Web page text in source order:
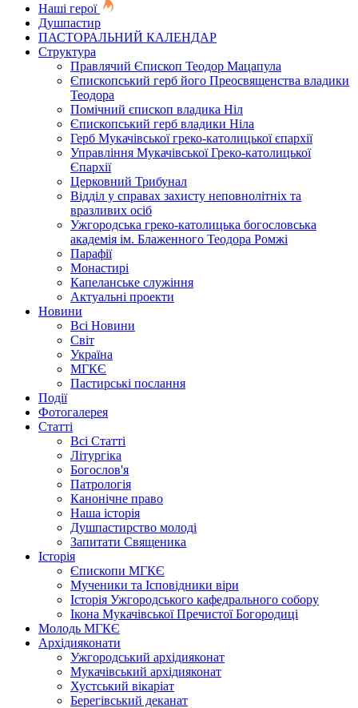
Наші герої
Душпастир
ПАСТОРАЛЬНИЙ КАЛЕНДАР
Структура
Правлячий Єпископ Теодор Мацапула
Єпископський герб його Преосвященства владики
Теодора
Помічний єпископ владика Ніл
Єпископський герб владики Ніла
Герб Мукачівської греко-католицької єпархії
Управління Мукачівської Греко-католицької
Єпархії
Церковний Трибунал
Відділ у справах захисту неповнолітніх та
вразливих осіб
Ужгородська греко-католицька богословська
академія ім. Блаженного Теодора Ромжі
Парафії
Монастирі
Капеланське служіння
Актуальні проекти
Новини
Всі Новини
Світ
Україна
МГКЄ
Пастирські послання
Події
Фотогалерея
Статті
Всі Статті
Літургіка
Богослов'я
Патрологія
Канонічне право
Наша історія
Душпастирство молоді
Запитати Священика
Історія
Єпископи МГКЄ
Мученики та Ісповідники віри
Історія Ужгородського кафедрального собору
Ікона Мукачівської Пречистої Богородиці
Молодь МГКЄ
Архідияконати
Ужгородський архідияконат
Мукачівський архідияконат
Хустський вікаріат
Берегівський деканат